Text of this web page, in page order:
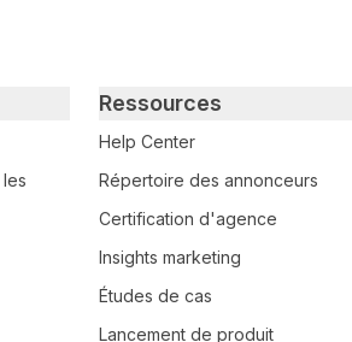
Ressources
Help Center
Répertoire des annonceurs
Certification d'agence
Insights marketing
Études de cas
Lancement de produit